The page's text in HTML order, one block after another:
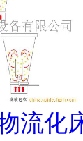
流化